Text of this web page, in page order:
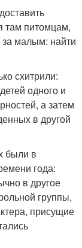
там питомцам,
малым: найти
схитрили:
одного и
а затем
в другой
были в
года:
в другое
группы,
присущие